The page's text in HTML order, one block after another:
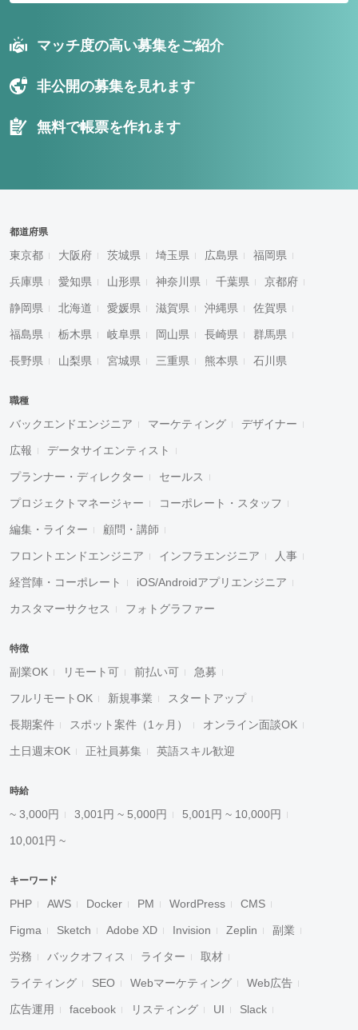
マッチ度の高い募集をご紹介
非公開の募集を見れます
無料で帳票を作れます
都道府県
東京都 大阪府 茨城県 埼玉県 広島県 福岡県
兵庫県 愛知県 山形県 神奈川県 千葉県 京都府
静岡県 北海道 愛媛県 滋賀県 沖縄県 佐賀県
福島県 栃木県 岐阜県 岡山県 長崎県 群馬県
長野県 山梨県 宮城県 三重県 熊本県 石川県
職種
バックエンドエンジニア マーケティング デザイナー
広報 データサイエンティスト
プランナー・ディレクター セールス
プロジェクトマネージャー コーポレート・スタッフ
編集・ライター 顧問・講師
フロントエンドエンジニア インフラエンジニア 人事
経営陣・コーポレート iOS/Androidアプリエンジニア
カスタマーサクセス フォトグラファー
特徴
副業OK リモート可 前払い可 急募
フルリモートOK 新規事業 スタートアップ
長期案件 スポット案件（1ヶ月） オンライン面談OK
土日週末OK 正社員募集 英語スキル歓迎
時給
~ 3,000円 3,001円 ~ 5,000円 5,001円 ~ 10,000円
10,001円 ~
キーワード
PHP AWS Docker PM WordPress CMS
Figma Sketch Adobe XD Invision Zeplin 副業
労務 バックオフィス ライター 取材
ライティング SEO Webマーケティング Web広告
広告運用 facebook リスティング UI Slack